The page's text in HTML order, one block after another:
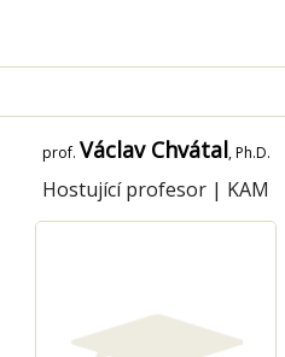
prof. Václav Chvátal, Ph.D.
Hostující profesor | KAM